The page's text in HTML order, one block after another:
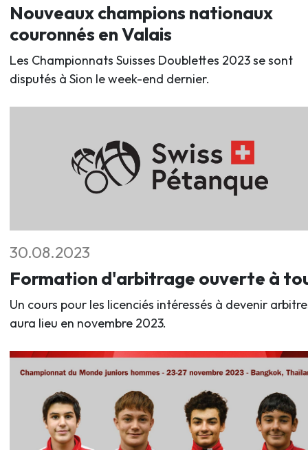
Nouveaux champions nationaux
couronnés en Valais
Les Championnats Suisses Doublettes 2023 se sont
disputés à Sion le week-end dernier.
30.08.2023
Formation d'arbitrage ouverte à
Un cours pour les licenciés intéressés à devenir
aura lieu en novembre 2023.